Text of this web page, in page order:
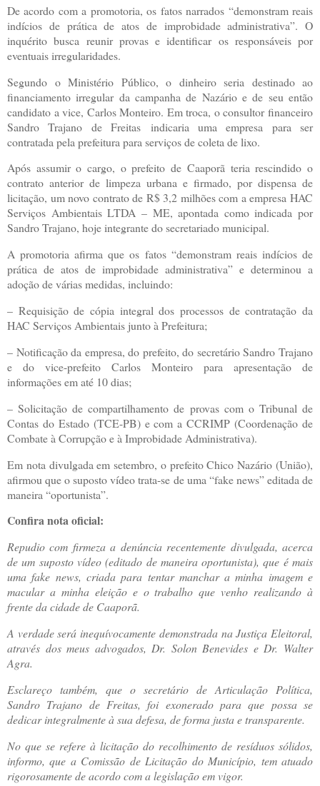
De acordo com a promotoria, os fatos narrados “demonstram reais
indícios de prática de atos de improbidade administrativa”. O
inquérito busca reunir provas e identificar os responsáveis por
eventuais irregularidades.
Segundo o Ministério Público, o dinheiro seria destinado ao
financiamento irregular da campanha de Nazário e de seu então
candidato a vice, Carlos Monteiro. Em troca, o consultor financeiro
Sandro Trajano de Freitas indicaria uma empresa para ser
contratada pela prefeitura para serviços de coleta de lixo.
Após assumir o cargo, o prefeito de Caaporã teria rescindido o
contrato anterior de limpeza urbana e firmado, por dispensa de
licitação, um novo contrato de R$ 3,2 milhões com a empresa HAC
Serviços Ambientais LTDA – ME, apontada como indicada por
Sandro Trajano, hoje integrante do secretariado municipal.
A promotoria afirma que os fatos “demonstram reais indícios de
prática de atos de improbidade administrativa” e determinou a
adoção de várias medidas, incluindo:
– Requisição de cópia integral dos processos de contratação da
HAC Serviços Ambientais junto à Prefeitura;
– Notificação da empresa, do prefeito, do secretário Sandro Trajano
e do vice-prefeito Carlos Monteiro para apresentação de
informações em até 10 dias;
– Solicitação de compartilhamento de provas com o Tribunal de
Contas do Estado (TCE-PB) e com a CCRIMP (Coordenação de
Combate à Corrupção e à Improbidade Administrativa).
Em nota divulgada em setembro, o prefeito Chico Nazário (União),
afirmou que o suposto vídeo trata-se de uma “fake news” editada de
maneira “oportunista”.
Confira nota oficial:
Repudio com firmeza a denúncia recentemente divulgada, acerca
de um suposto vídeo (editado de maneira oportunista), que é mais
uma fake news, criada para tentar manchar a minha imagem e
macular a minha eleição e o trabalho que venho realizando à
frente da cidade de Caaporã.
A verdade será inequívocamente demonstrada na Justiça Eleitoral,
através dos meus advogados, Dr. Solon Benevides e Dr. Walter
Agra.
Esclareço também, que o secretário de Articulação Política,
Sandro Trajano de Freitas, foi exonerado para que possa se
dedicar integralmente à sua defesa, de forma justa e transparente.
No que se refere à licitação do recolhimento de resíduos sólidos,
informo, que a Comissão de Licitação do Município, tem atuado
rigorosamente de acordo com a legislação em vigor.